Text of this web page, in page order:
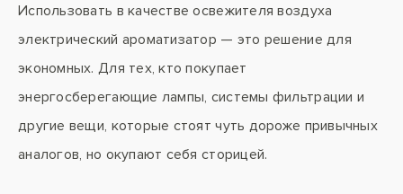
Использовать в качестве освежителя воздуха
электрический ароматизатор — это решение для
экономных. Для тех, кто покупает
энергосберегающие лампы, системы фильтрации и
другие вещи, которые стоят чуть дороже привычных
аналогов, но окупают себя сторицей.